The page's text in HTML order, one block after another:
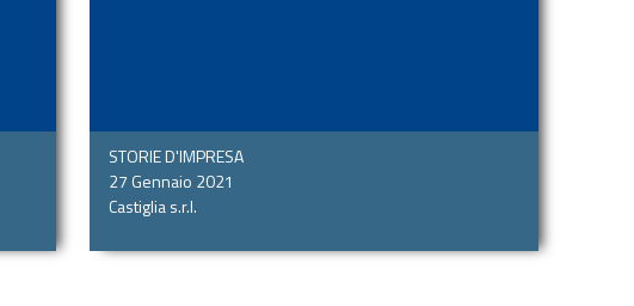
STORIE D'IMPRESA
27 Gennaio 2021
Castiglia s.r.l.